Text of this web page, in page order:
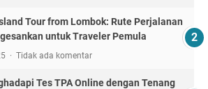
Tour from Lombok: Rute Perjalanan
untuk Traveler Pemula
Tidak ada komentar
Tes TPA Online dengan Tenang